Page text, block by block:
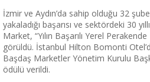
İzmir ve Aydın’da sahip olduğu 32
yakaladığı başarısı ve sektördeki 30
Market, “Yılın Başarılı Yerel
görüldü. İstanbul Hilton Bomonti
Başdaş Marketler Yönetim Kurulu
ödülü verildi.